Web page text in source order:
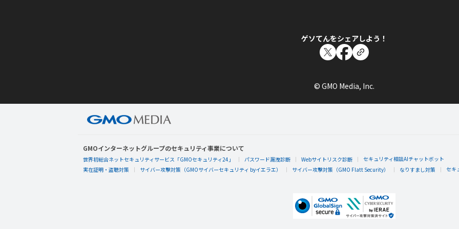
モモモ～さんが何か隠しバッジを手に入れたら
モモモ～さんがレベル15「タクシー」にレベル
記念すべきLv.15を達成！やったね！ゲソてん管理局エネル
ゲソてんをシェアしよう！
© GMO Media, Inc.
GMOインターネットグループのセキュリティ事業について
世界初総合ネットセキュリティサービス「GMOセキュリティ24」 パスワード漏洩診断 Webサイトリスク診断
セキュリティ相談AIチャットボット
実在証明・盗聴対策
サイバー攻撃対策（GMOサイバーセキュリティ byイエラエ） サイバー攻撃対策（GMO Flatt Security） なりすまし対策 セキ